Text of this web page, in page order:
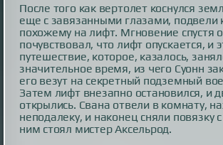
После того как вертолет коснулся
еще с завязанными глазами, подвели
похожему на лифт. Мгновение спустя
почувствовал, что лифт опускается, и
путешествие, которое, казалось,
значительное время, из чего Суонн
его везут на секретный подземный
Затем лифт внезапно остановился, и
открылись. Свана отвели в комнату,
неподалеку, и наконец сняли повязку
ним стоял мистер Аксельрод.